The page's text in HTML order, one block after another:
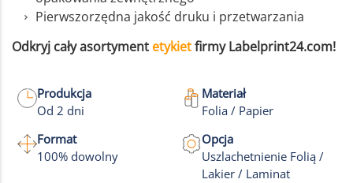
Pierwszorzędna jakość druku i przetwarzania
Odkryj cały asortyment etykietfirmy Labelprint24.com!
Produkcja
Od 2 dni
Materiał
Folia / Papier
Format
100% dowolny
Opcja
Uszlachetnienie Folią /
Lakier / Laminat